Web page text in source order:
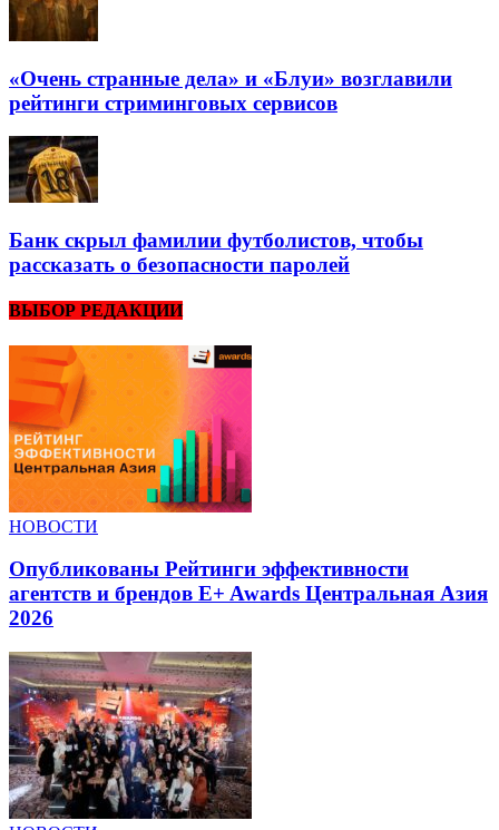
«Очень странные дела» и «Блуи» возглавили
рейтинги стриминговых сервисов
Банк скрыл фамилии футболистов, чтобы
рассказать о безопасности паролей
ВЫБОР РЕДАКЦИИ
НОВОСТИ
Опубликованы Рейтинги эффективности
агентств и брендов E+ Awards Центральная Азия
2026